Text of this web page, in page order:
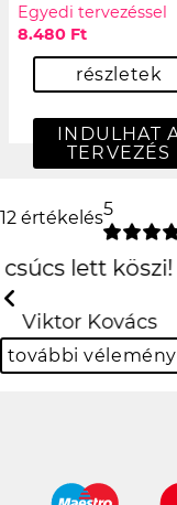
Egyedi tervezéssel
8.480 Ft
részletek
INDULHAT
TERVEZÉS
12 értékelés5
Csak is az
Hanna Fehér
Previous
további